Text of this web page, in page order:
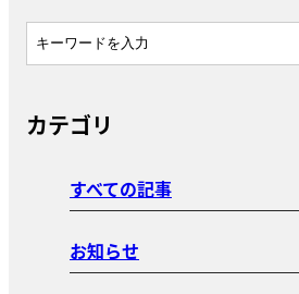
カテゴリ
すべての記事
お知らせ